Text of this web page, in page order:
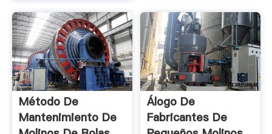
Método De
Mantenimiento De
Álogo De
Fabricantes De